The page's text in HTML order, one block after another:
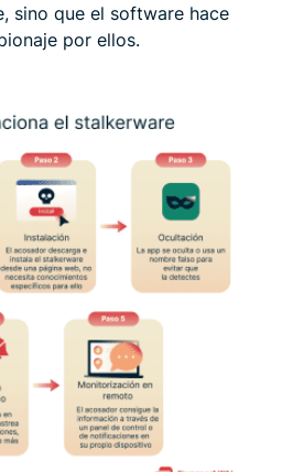
sino que el software hace
por ellos.